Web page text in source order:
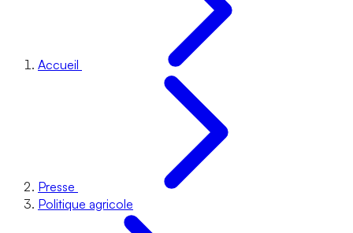
Accueil
Presse
Politique agricole